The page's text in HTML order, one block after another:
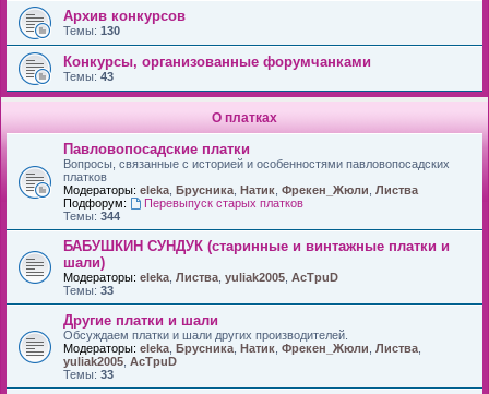
Архив конкурсов
Темы: 130
Конкурсы, организованные форумчанками
Темы: 43
О платках
Павловопосадские платки
Вопросы, связанные с историей и особенностями павловопосадских
платков
Модераторы: eleka Брусника Натик Фрекен_Жюли Листва
Подфорум:
Перевыпуск старых платков
Темы: 344
БАБУШКИН СУНДУК (старинные и винтажные платки и
шали)
Модераторы: eleka Листва yuliak2005 AcTpuD
Темы: 33
Другие платки и шали
Обсуждаем платки и шали других производителей.
Модераторы: eleka Брусника Натик Фрекен_Жюли Листва
yuliak2005 AcTpuD
Темы: 33